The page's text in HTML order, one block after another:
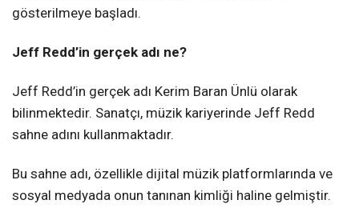
gösterilmeye başladı.
Jeff Redd’in gerçek adı ne?
Jeff Redd’in gerçek adı Kerim Baran Ünlü olarak
bilinmektedir. Sanatçı, müzik kariyerinde Jeff Redd
sahne adını kullanmaktadır.
Bu sahne adı, özellikle dijital müzik platformlarında ve
sosyal medyada onun tanınan kimliği haline gelmiştir.